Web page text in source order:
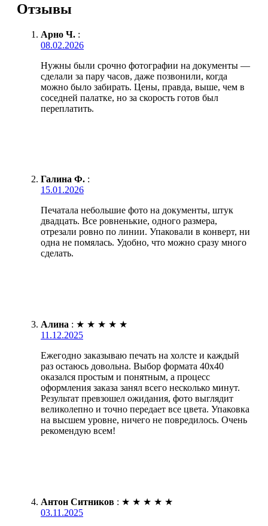
Отзывы
Арно Ч. :
08.02.2026
Нужны были срочно фотографии на документы —
сделали за пару часов, даже позвонили, когда
можно было забирать. Цены, правда, выше, чем в
соседней палатке, но за скорость готов был
переплатить.
Галина Ф. :
15.01.2026
Печатала небольшие фото на документы, штук
двадцать. Все ровненькие, одного размера,
отрезали ровно по линии. Упаковали в конверт, ни
одна не помялась. Удобно, что можно сразу много
сделать.
Алина : ★ ★ ★ ★ ★
11.12.2025
Ежегодно заказываю печать на холсте и каждый
раз остаюсь довольна. Выбор формата 40х40
оказался простым и понятным, а процесс
оформления заказа занял всего несколько минут.
Результат превзошел ожидания, фото выглядит
великолепно и точно передает все цвета. Упаковка
на высшем уровне, ничего не повредилось. Очень
рекомендую всем!
Антон Ситников : ★ ★ ★ ★ ★
03.11.2025